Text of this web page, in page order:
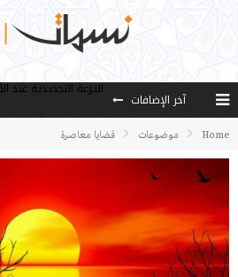
آخر الإضافات
مصادر العلم وسببه
Home موضوعات قضايا معاصرة